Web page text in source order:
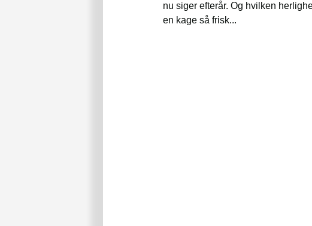
nu siger efterår. Og hvilken
en kage så frisk...